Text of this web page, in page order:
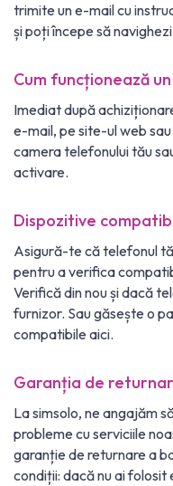
trimite un e-mail cu
și poți începe să
Cum funcționează un
Imediat după
e-mail, pe site-ul web
camera telefonului tău
activare.
Dispozitive
Asigură-te că telefonul
pentru a verifica
Verifică din nou și dacă
furnizor. Sau găsește o
compatibile aici.
Garanția de
La simsolo, ne angajăm
probleme cu serviciile
garanție de returnare a
condiții: dacă nu ai